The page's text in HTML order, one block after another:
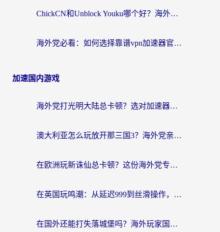
ChickCN和Unblock Youku哪个好？海外党亲测4款热门回国加速器，附避坑指南
海外党必看：如何选择靠谱vpn加速器官网？轻松解决国内APP地区限制
加速国内游戏
海外党打光明大陆总卡顿？选对加速器才是关键！（附亲测好用的推荐）
澳大利亚怎么玩放开那三国3？海外党亲测有效的国服游戏加速指南
在欧洲玩新诛仙总卡顿？这份海外党专属加速器指南帮你解决延迟难题
在英国玩鸣潮：从延迟999到丝滑操作，我是怎么做到的？
在国外还能打失落城堡吗？海外玩家国服游戏加速终极指南（附北美玩online加速器下载技巧）